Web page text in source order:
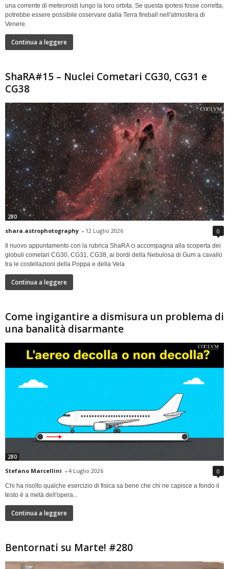
una corrente di meteoroidi lungo la loro orbita. Se questa ipotesi fosse corretta,
potrebbe essere possibile osservare dalla Terra fireball nell'atmosfera di
Venere.
Continua a leggere
ShaRA#15 – Nuclei Cometari CG30, CG31 e
CG38
280
shara.astrophotography - 12 Luglio 2026 0
Il nuovo appuntamento con la rubrica ShaRA ci accompagna alla scoperta dei
globuli cometari CG30, CG31, CG38, ai bordi della Nebulosa di Gum a cavallo
tra le costellazioni della Poppa e della Vela
Continua a leggere
Come ingigantire a dismisura un problema di
una banalità disarmante
280
Stefano Marcellini - 4 Luglio 2026 0
Chi ha risolto qualche esercizio di fisica sa bene che chi ne capisce a fondo il
testo è a metà dell'opera...
Continua a leggere
Bentornati su Marte! #280